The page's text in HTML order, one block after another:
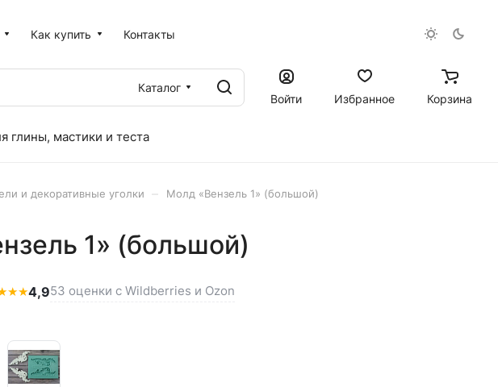
Как купить Контакты
Каталог
Войти
Избранное Корзина
глины, мастики и теста
и декоративные уголки Молд «Вензель 1» (большой)
1» (большой)
★★4,953 оценки с Wildberries и Ozon